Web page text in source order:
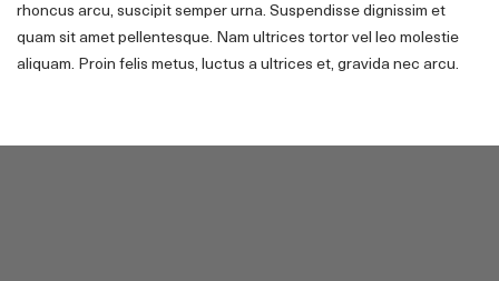
rhoncus arcu, suscipit semper urna. Suspendisse dignissim et
quam sit amet pellentesque. Nam ultrices tortor vel leo molestie
aliquam. Proin felis metus, luctus a ultrices et, gravida nec arcu.